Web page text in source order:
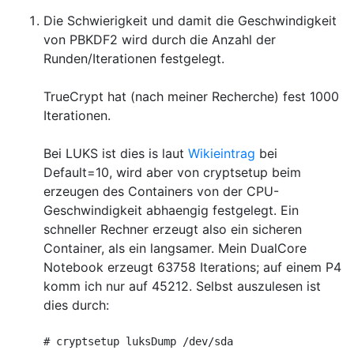
Die Schwierigkeit und damit die Geschwindigkeit
von PBKDF2 wird durch die Anzahl der
Runden/Iterationen festgelegt.
TrueCrypt hat (nach meiner Recherche) fest 1000
Iterationen.
Bei LUKS ist dies is laut Wikieintrag bei
Default=10, wird aber von cryptsetup beim
erzeugen des Containers von der CPU-
Geschwindigkeit abhaengig festgelegt. Ein
schneller Rechner erzeugt also ein sicheren
Container, als ein langsamer. Mein DualCore
Notebook erzeugt 63758 Iterations; auf einem P4
komm ich nur auf 45212. Selbst auszulesen ist
dies durch:
# cryptsetup luksDump /dev/sda